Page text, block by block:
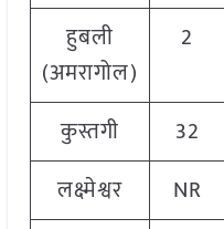
हुबली
(अमरागोल)
2
कुस्तगी 32
लक्ष्मेश्वर
NR